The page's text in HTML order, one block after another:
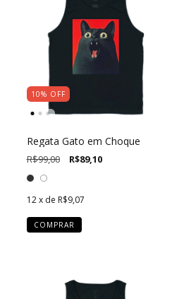
10% OFF
Regata Gato em Choque
R$99,00 R$89,10
12 x de R$9,07
COMPRAR